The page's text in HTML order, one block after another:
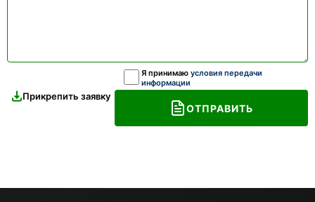
Прикрепить заявку
Я принимаю условия передачи
информации
ОТПРАВИТЬ